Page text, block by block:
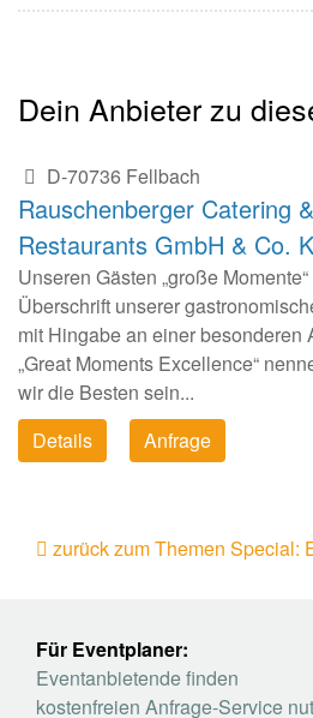
Dein Anbieter zu
D-70736 Fellbach
Rauschenberger Catering &
Restaurants GmbH & Co.
Unseren Gästen „große
Überschrift unserer
mit Hingabe an einer
„Great Moments Excellence“
wir die Besten sein...
Details
Anfrage
zurück zum Themen Special:
Für Eventplaner:
Eventanbietende finden
kostenfreien Anfrage-Service